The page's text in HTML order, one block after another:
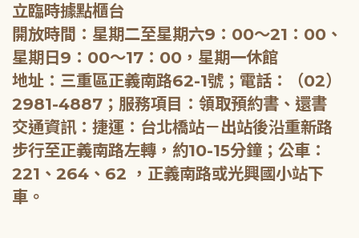
立臨時據點櫃台
開放時間：星期二至星期六9：00～21：00、
星期日9：00～17：00，星期一休館
地址：三重區正義南路62-1號；電話：（02）
2981-4887；服務項目：領取預約書、還書
交通資訊：捷運：台北橋站－出站後沿重新路
步行至正義南路左轉，約10-15分鐘；公車：
221、264、62 ，正義南路或光興國小站下
車。